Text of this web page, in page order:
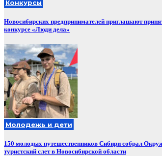
Конкурсы
Новосибирских предпринимателей приглашают
конкурсе «Люди дела»
Молодежь и дети
150 молодых путешественников Сибири собрал
туристский слет в Новосибирской области